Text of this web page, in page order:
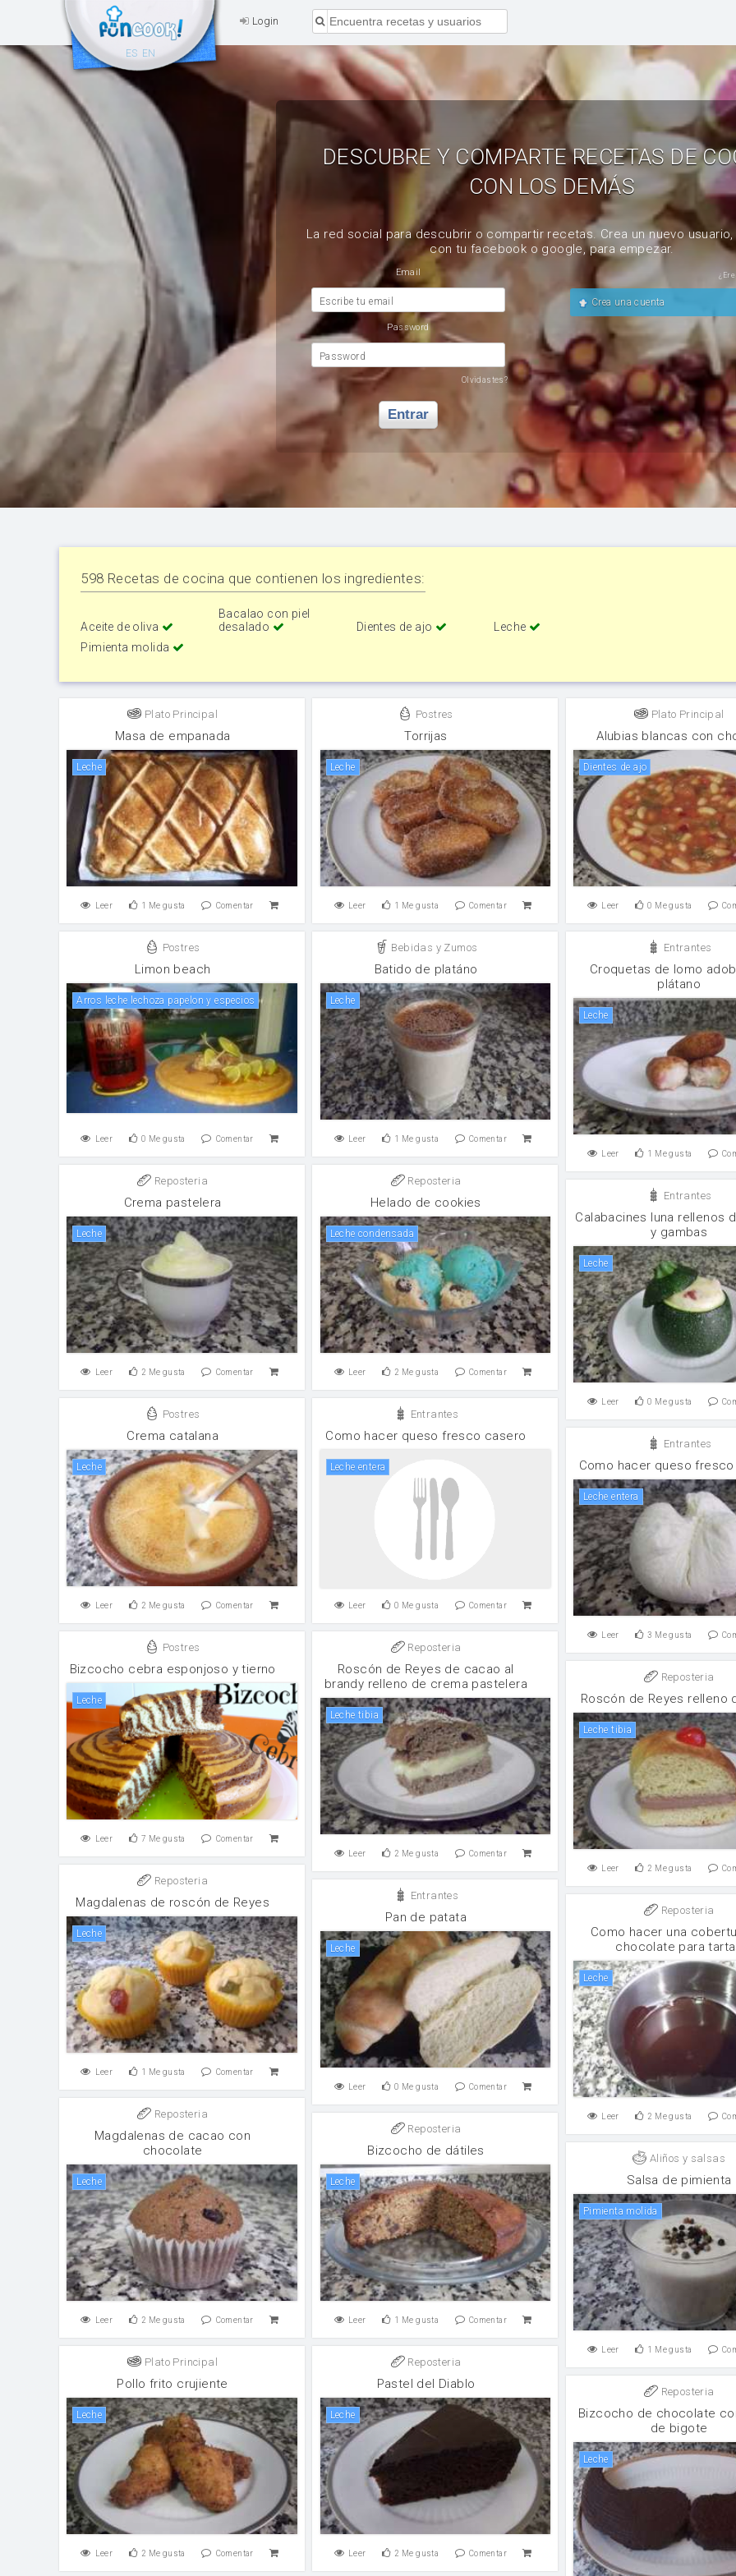
Login
ES EN
DESCUBRE Y COMPARTE RECETAS DE
CON LOS DEMÁS
La red social para descubrir o compartir recetas. Crea un nuevo
con tu facebook o google, para empezar.
Email
Escribe tu email
Password
Password
Olvidastes?
Entrar
Crea una cuenta
598 Recetas de cocina que contienen los ingredientes:
Aceite de oliva
Bacalao con piel
desalado
Dientes de ajo
Leche
Pimienta molida
Plato Principal
Masa de empanada
leche
Leer 1 Me gusta Comentar
Postres
Torrijas
leche
Leer 1 Me gusta Comentar
Plato Principal
Alubias blancas con
Dientes de ajo
Leer 0 Me gusta
Postres
Limon beach
Arros leche lechoza papelon y especios
Leer 0 Me gusta Comentar
Bebidas y Zumos
Batido de platáno
leche
Leer 1 Me gusta Comentar
Entrantes
Croquetas de lomo
plátano
leche
Leer 1 Me gusta
Reposteria
Crema pastelera
leche
Leer 2 Me gusta Comentar
Reposteria
Helado de cookies
leche condensada
Leer 2 Me gusta Comentar
Entrantes
Calabacines luna rellenos
y gambas
leche
Leer 0 Me gusta
Postres
Crema catalana
leche
Leer 2 Me gusta Comentar
Entrantes
Como hacer queso fresco casero
leche entera
Leer 0 Me gusta Comentar
Entrantes
Como hacer queso
leche entera
Leer 3 Me gusta
Postres
Bizcocho cebra esponjoso y tierno
leche
Leer 7 Me gusta Comentar
Reposteria
Roscón de Reyes de cacao al
brandy relleno de crema pastelera
Leche tibia
Leer 2 Me gusta Comentar
Reposteria
Roscón de Reyes relleno
Leche tibia
Leer 2 Me gusta
Reposteria
Magdalenas de roscón de Reyes
leche
Leer 1 Me gusta Comentar
Entrantes
Pan de patata
leche
Leer 0 Me gusta Comentar
Reposteria
Como hacer una
chocolate para
leche
Leer 2 Me gusta
Reposteria
Magdalenas de cacao con
chocolate
leche
Leer 2 Me gusta Comentar
Reposteria
Bizcocho de dátiles
leche
Leer 1 Me gusta Comentar
Aliños y salsas
Salsa de pimienta
Pimienta molida
Leer 1 Me gusta
Plato Principal
Pollo frito crujiente
leche
Leer 2 Me gusta Comentar
Reposteria
Pastel del Diablo
leche
Leer 2 Me gusta Comentar
Reposteria
Bizcocho de chocolate
de bigote
leche